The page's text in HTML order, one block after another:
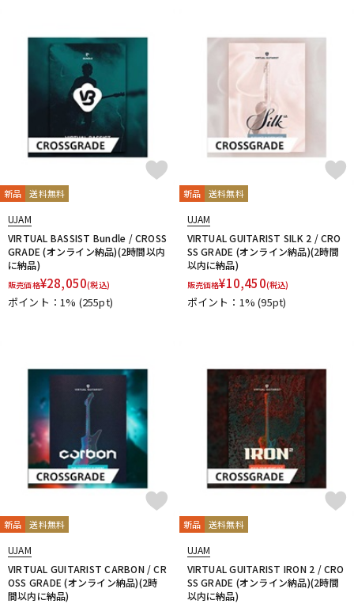
新品 送料無料
UJAM
VIRTUAL BASSIST Bundle / CROSS
GRADE (オンライン納品)(2時間以内
に納品)
販売価格¥28,050(税込)
ポイント：1% (255pt)
新品 送料無料
UJAM
VIRTUAL GUITARIST SILK 2 / CRO
SS GRADE (オンライン納品)(2時間
以内に納品)
販売価格¥10,450(税込)
ポイント：1%(95pt)
新品 送料無料
UJAM
VIRTUAL GUITARIST CARBON / CR
OSS GRADE (オンライン納品)(2時
間以内に納品)
新品 送料無料
UJAM
VIRTUAL GUITARIST IRON 2 / CRO
SS GRADE (オンライン納品)(2時間
以内に納品)